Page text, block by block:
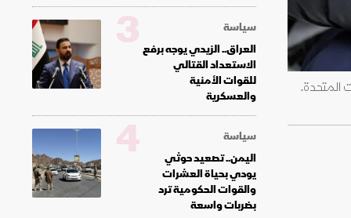
المتحدة.
سياسة
العراق.. الزيدي يوجه برفع
الاستعداد القتالي
للقوات الأمنية
والعسكرية
3
سياسة
اليمن.. تصعيد حوثي
يودي بحياة العشرات
والقوات الحكومية ترد
بضربات واسعة
4